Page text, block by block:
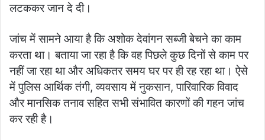
लटककर जान दे दी।
जांच में सामने आया है कि अशोक देवांगन सब्जी बेचने का काम
करता था। बताया जा रहा है कि वह पिछले कुछ दिनों से काम पर
नहीं जा रहा था और अधिकतर समय घर पर ही रह रहा था। ऐसे
में पुलिस आर्थिक तंगी, व्यवसाय में नुकसान, पारिवारिक विवाद
और मानसिक तनाव सहित सभी संभावित कारणों की गहन जांच
कर रही है।